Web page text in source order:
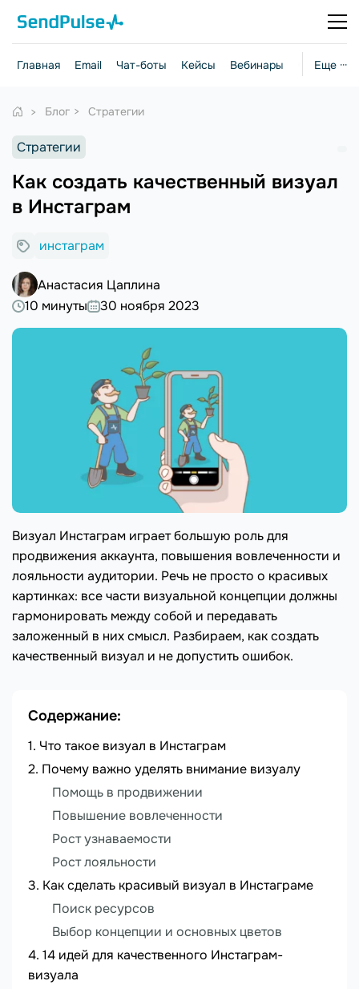
Еще ···
Главная Email Чат-боты Кейсы Вебинары Стратегии
Блог Стратегии
Стратегии
Как создать качественный визуал
в Инстаграм
инстаграм
Анастасия Цаплина
10 минуты
30 ноября 2023
Визуал Инстаграм играет большую роль для
продвижения аккаунта, повышения вовлеченности и
лояльности аудитории. Речь не просто о красивых
картинках: все части визуальной концепции должны
гармонировать между собой и передавать
заложенный в них смысл. Разбираем, как создать
качественный визуал и не допустить ошибок.
Содержание:
Что такое визуал в Инстаграм
Почему важно уделять внимание визуалу
Помощь в продвижении
Повышение вовлеченности
Рост узнаваемости
Рост лояльности
Как сделать красивый визуал в Инстаграме
Поиск ресурсов
Выбор концепции и основных цветов
14 идей для качественного Инстаграм-
визуала